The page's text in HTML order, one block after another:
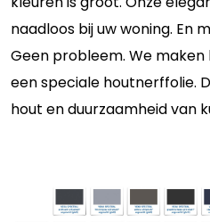
naadloos bij uw woning. En
Geen probleem. We
een speciale houtnerffolie.
hout en duurzaamheid van